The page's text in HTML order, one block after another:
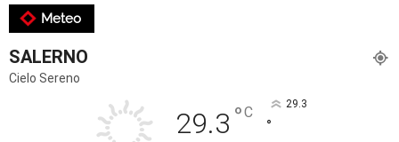
Meteo
SALERNO
Cielo Sereno
29.3 °C 29.3
°